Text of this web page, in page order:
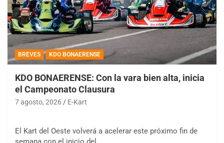
BREVES KDO BONAERENSE
KDO BONAERENSE: Con la vara bien alta, inicia
el Campeonato Clausura
7 agosto, 2026 E-Kart
El Kart del Oeste volverá a acelerar este próximo fin de